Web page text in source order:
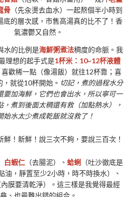
骨（先汆燙去血水）一起熬個半小時到
底的層次感，市售高湯真的比不了！香
氣濃鬱又自然。
水的比例是海鮮粥煮法稠度的命脈。我
理想的起手式是1杯米：10~12杯液體
喜歡稀一點（像湯飯）就往12杯靠；喜
就從10杯開始。 切記，煮的過程水分
要加海鮮，它們也會出水，所以寧可一
，煮到後面太稠還有救（加點熱水），
始水太少煮成乾飯就沒救了！
鮮！新鮮！說三次不夠，要說三百次！
白蝦仁 （去腸泥）、 蛤蜊
（吐沙徹底是
油，靜置至少2小時，時不時換水）、
內膜要清乾淨）。這三樣是我覺得最經
典、也最難出錯的組合。